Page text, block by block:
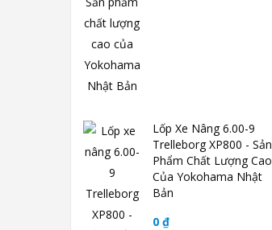
Lốp Xe Nâng 6.00-9
Trelleborg XP800 - Sản
Phẩm Chất Lượng Cao
Của Yokohama Nhật
Bản
0 ₫